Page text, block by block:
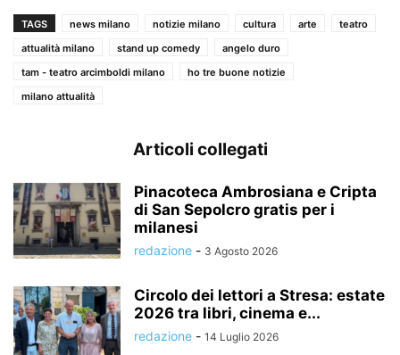
TAGS news milano notizie milano cultura arte
teatro
attualità milano
stand up comedy
angelo duro
tam - teatro arcimboldi milano
ho tre buone notizie
milano attualità
Articoli collegati
Pinacoteca Ambrosiana e Cripta
di San Sepolcro gratis per i
milanesi
redazione - 3 Agosto 2026
Circolo dei lettori a Stresa: estate
2026 tra libri, cinema e...
redazione - 14 Luglio 2026